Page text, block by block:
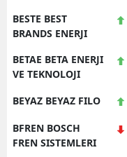
BESTE BEST
BRANDS ENERJI
BETAE BETA ENERJI
VE TEKNOLOJI
BEYAZ BEYAZ FILO
BFREN BOSCH
FREN SISTEMLERI